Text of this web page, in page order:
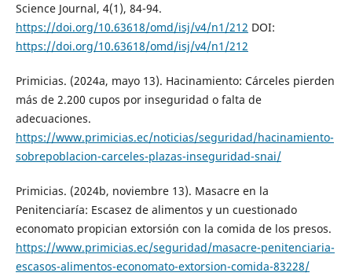
Science Journal, 4(1), 84-94.
https://doi.org/10.63618/omd/isj/v4/n1/212 DOI:
https://doi.org/10.63618/omd/isj/v4/n1/212
Primicias. (2024a, mayo 13). Hacinamiento: Cárceles pierden
más de 2.200 cupos por inseguridad o falta de
adecuaciones.
https://www.primicias.ec/noticias/seguridad/hacinamiento-
sobrepoblacion-carceles-plazas-inseguridad-snai/
Primicias. (2024b, noviembre 13). Masacre en la
Penitenciaría: Escasez de alimentos y un cuestionado
economato propician extorsión con la comida de los presos.
https://www.primicias.ec/seguridad/masacre-penitenciaria-
escasos-alimentos-economato-extorsion-comida-83228/